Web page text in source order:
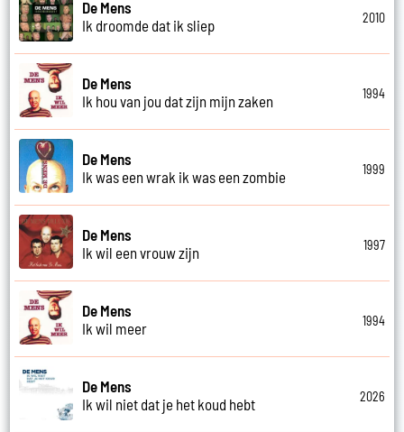
De Mens
Ik droomde dat ik sliep
2010
De Mens
Ik hou van jou dat zijn mijn zaken
1994
De Mens
Ik was een wrak ik was een zombie
1999
De Mens
Ik wil een vrouw zijn
1997
De Mens
Ik wil meer
1994
De Mens
Ik wil niet dat je het koud hebt
2026